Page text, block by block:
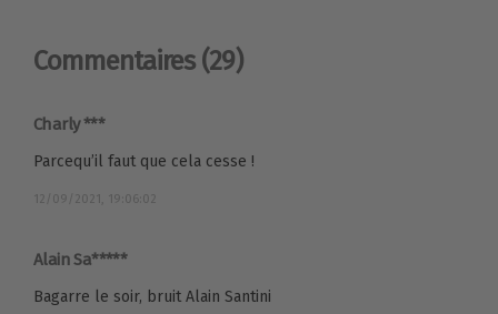
Commentaires (29)
Charly ***
Parcequ’il faut que cela cesse !
12/09/2021, 19:06:02
Alain Sa*****
Bagarre le soir, bruit Alain Santini